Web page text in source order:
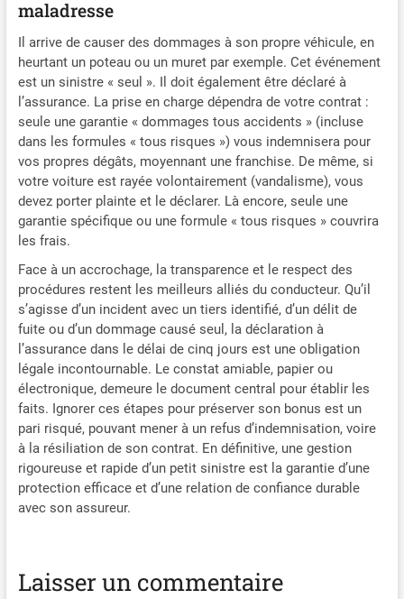
maladresse
Il arrive de causer des dommages à son propre véhicule, en
heurtant un poteau ou un muret par exemple. Cet événement
est un sinistre « seul ». Il doit également être déclaré à
l’assurance. La prise en charge dépendra de votre contrat :
seule une garantie « dommages tous accidents » (incluse
dans les formules « tous risques ») vous indemnisera pour
vos propres dégâts, moyennant une franchise. De même, si
votre voiture est rayée volontairement (vandalisme), vous
devez porter plainte et le déclarer. Là encore, seule une
garantie spécifique ou une formule « tous risques » couvrira
les frais.
Face à un accrochage, la transparence et le respect des
procédures restent les meilleurs alliés du conducteur. Qu’il
s’agisse d’un incident avec un tiers identifié, d’un délit de
fuite ou d’un dommage causé seul, la déclaration à
l’assurance dans le délai de cinq jours est une obligation
légale incontournable. Le constat amiable, papier ou
électronique, demeure le document central pour établir les
faits. Ignorer ces étapes pour préserver son bonus est un
pari risqué, pouvant mener à un refus d’indemnisation, voire
à la résiliation de son contrat. En définitive, une gestion
rigoureuse et rapide d’un petit sinistre est la garantie d’une
protection efficace et d’une relation de confiance durable
avec son assureur.
Laisser un commentaire